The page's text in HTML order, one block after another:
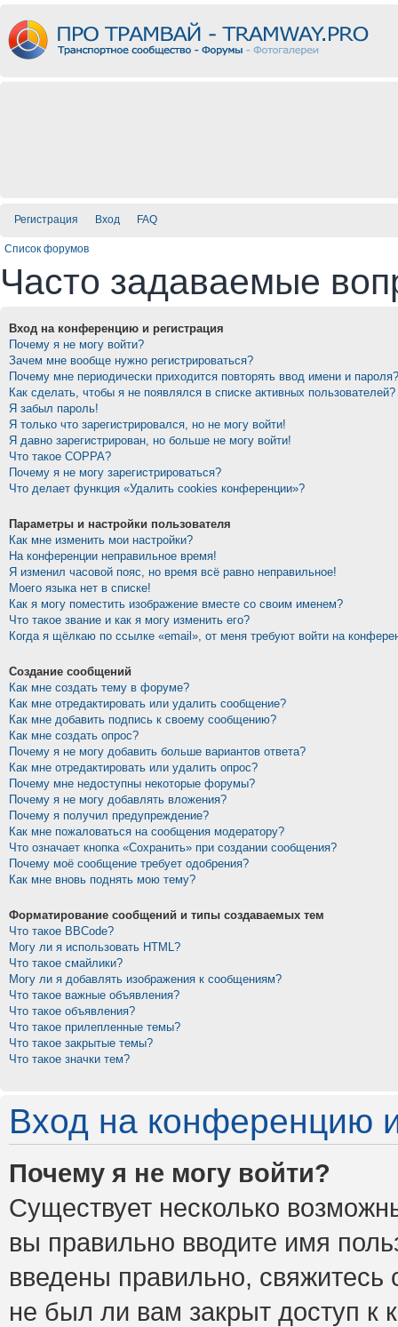
Регистрация Вход FAQ
Список форумов
Часто задаваемые
Вход на конференцию и регистрация
Почему я не могу войти?
Зачем мне вообще нужно регистрироваться?
Почему мне периодически приходится повторять ввод имени и пароля?
Как сделать, чтобы я не появлялся в списке активных пользователей?
Я забыл пароль!
Я только что зарегистрировался, но не могу войти!
Я давно зарегистрирован, но больше не могу войти!
Что такое COPPA?
Почему я не могу зарегистрироваться?
Что делает функция «Удалить cookies конференции»?
Параметры и настройки пользователя
Как мне изменить мои настройки?
На конференции неправильное время!
Я изменил часовой пояс, но время всё равно неправильное!
Моего языка нет в списке!
Как я могу поместить изображение вместе со своим именем?
Что такое звание и как я могу изменить его?
Когда я щёлкаю по ссылке «email», от меня требуют войти на
Создание сообщений
Как мне создать тему в форуме?
Как мне отредактировать или удалить сообщение?
Как мне добавить подпись к своему сообщению?
Как мне создать опрос?
Почему я не могу добавить больше вариантов ответа?
Как мне отредактировать или удалить опрос?
Почему мне недоступны некоторые форумы?
Почему я не могу добавлять вложения?
Почему я получил предупреждение?
Как мне пожаловаться на сообщения модератору?
Что означает кнопка «Сохранить» при создании сообщения?
Почему моё сообщение требует одобрения?
Как мне вновь поднять мою тему?
Форматирование сообщений и типы создаваемых тем
Что такое BBCode?
Могу ли я использовать HTML?
Что такое смайлики?
Могу ли я добавлять изображения к сообщениям?
Что такое важные объявления?
Что такое объявления?
Что такое прилепленные темы?
Что такое закрытые темы?
Что такое значки тем?
Вход на конференцию
Почему я не могу войти?
Существует несколько
вы правильно вводите имя
введены правильно,
не был ли вам закрыт доступ к